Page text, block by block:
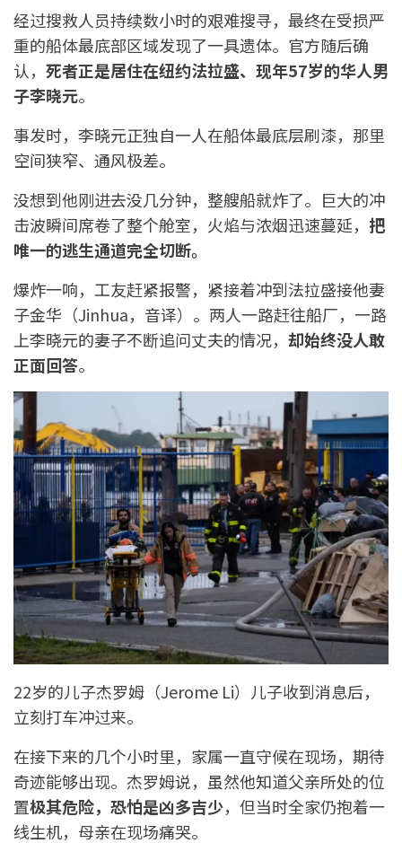
经过搜救人员持续数小时的艰难搜寻，最终在受损严
重的船体最底部区域发现了一具遗体。官方随后确
认， 死者正是居住在纽约法拉盛、现年57岁的华人男
子李晓元。
事发时，李晓元正独自一人在船体最底层刷漆，那里
空间狭窄、通风极差。
没想到他刚进去没几分钟，整艘船就炸了。巨大的冲
击波瞬间席卷了整个舱室，火焰与浓烟迅速蔓延， 把
唯一的逃生通道完全切断。
爆炸一响，工友赶紧报警，紧接着冲到法拉盛接他妻
子金华（Jinhua，音译）。两人一路赶往船厂，一路
上李晓元的妻子不断追问丈夫的情况， 却始终没人敢
正面回答。
22岁的儿子杰罗姆（Jerome Li）儿子收到消息后，
立刻打车冲过来。
在接下来的几个小时里，家属一直守候在现场，期待
奇迹能够出现。杰罗姆说，虽然他知道父亲所处的位
置极其危险，恐怕是凶多吉少，但当时全家仍抱着一
线生机，母亲在现场痛哭。